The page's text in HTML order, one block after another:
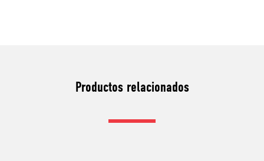
Productos relacionados